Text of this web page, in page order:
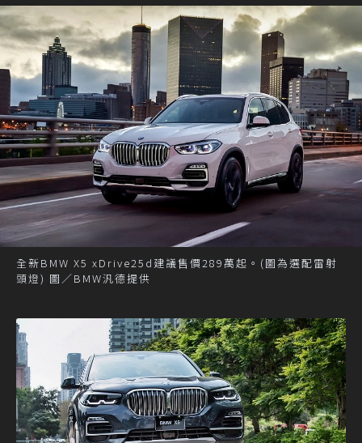
全新BMW X5 xDrive25d建議售價289萬起。(圖為選配雷射
頭燈) 圖／BMW汎德提供